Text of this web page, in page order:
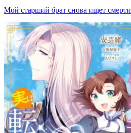
Мой старший брат снова ищет смерти